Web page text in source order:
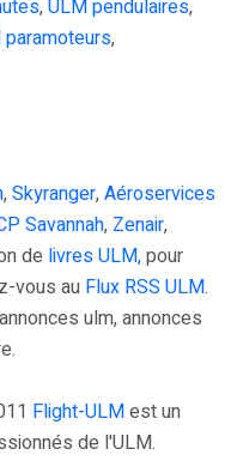
,ULM pendulaires,
paramoteurs,
,Skyranger,Aéroservices
Savannah, Zenair,
de livres ULM,pour
vous au Flux RSS ULM.
ulm, annonces
Flight-ULMest un
de l'ULM.